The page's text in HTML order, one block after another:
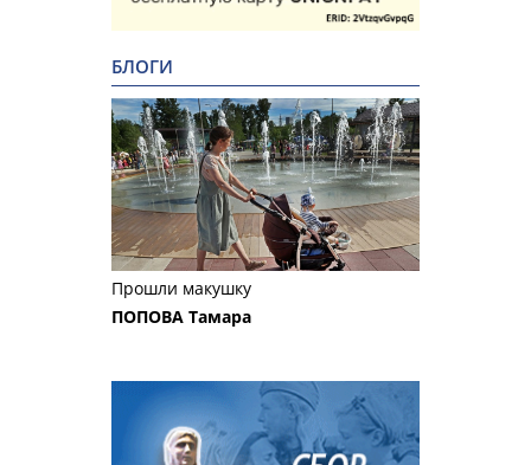
БЛОГИ
Прошли макушку
ПОПОВА Тамара